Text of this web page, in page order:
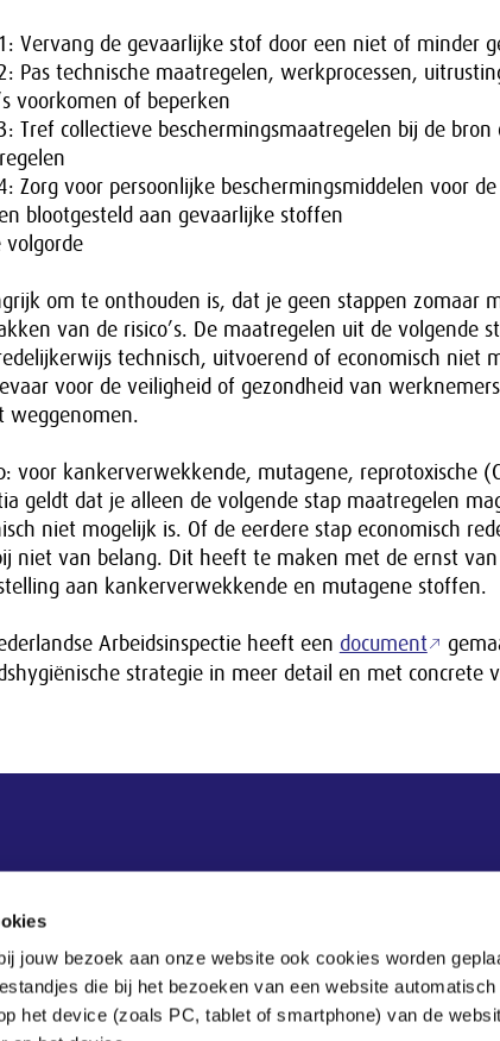
jouw bezoek aan onze website ook cookies worden
die bij het bezoeken van een website
het device (zoals PC, tablet of smartphone) van de
Vervang de gevaarlijke stof door een niet of minder
Pas technische maatregelen, werkprocessen,
voorkomen of beperken
Tref collectieve beschermingsmaatregelen bij de
Zorg voor persoonlijke beschermingsmiddelen voor
blootgesteld aan gevaarlijke stoffen
volgorde
om te onthouden is, dat je geen stappen zomaar
van de risico’s. De maatregelen uit de volgende
technisch, uitvoerend of economisch niet
voor de veiligheid of gezondheid van
weggenomen.
voor kankerverwekkende, mutagene, reprotoxische
geldt dat je alleen de volgende stap maatregelen
niet mogelijk is. Of de eerdere stap economisch
niet van belang. Dit heeft te maken met de ernst
aan kankerverwekkende en mutagene stoffen.
Arbeidsinspectie heeft een document
strategie in meer detail en met concrete
3 499 499
vragen
Postbus 90405
2509 LK Den Haag